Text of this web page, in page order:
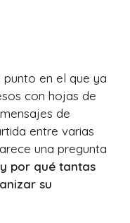
punto en el que ya
con hojas de
de
entre varias
una pregunta
y por qué tantas
su